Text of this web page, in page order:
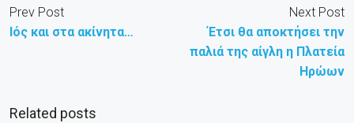
Prev Post
Ιός και στα ακίνητα…
Next Post
Έτσι θα αποκτήσει την
παλιά της αίγλη η Πλατεία
Ηρώων
Related posts